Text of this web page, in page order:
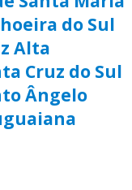
do Sul
Alta
Cruz do Sul
Ângelo